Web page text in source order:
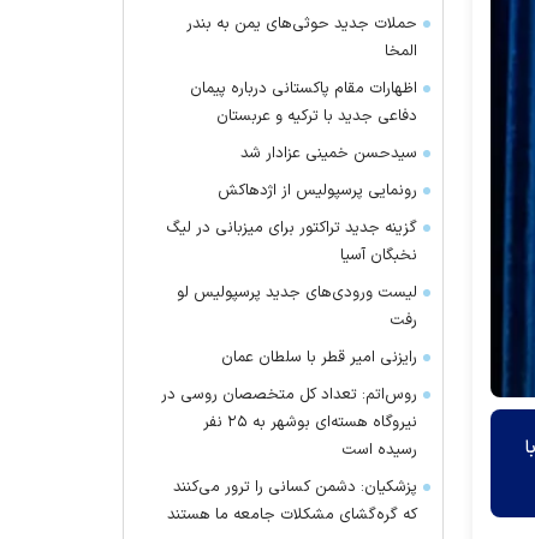
حملات جدید حوثی‌های یمن به بندر
المخا
اظهارات مقام پاکستانی درباره پیمان
دفاعی جدید با ترکیه و عربستان
سیدحسن خمینی عزادار شد
رونمایی پرسپولیس از اژدهاکش
گزینه جدید تراکتور برای میزبانی در لیگ
نخبگان آسیا
لیست ورودی‌های جدید پرسپولیس لو
رفت
رایزنی امیر قطر با سلطان عمان
روس‌اتم: تعداد کل متخصصان روسی در
نیروگاه هسته‌ای بوشهر به ۲۵ نفر
رسیده است
پزشکیان: دشمن کسانی را ترور می‌کنند
که گره‌گشای مشکلات جامعه ما هستند